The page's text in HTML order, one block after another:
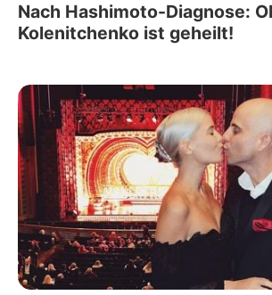
Nach Hashimoto-Diagnose:
Kolenitchenko ist geheilt!